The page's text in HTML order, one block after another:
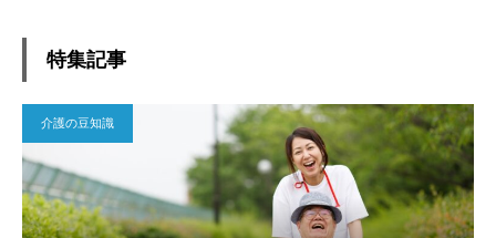
特集記事
介護の豆知識